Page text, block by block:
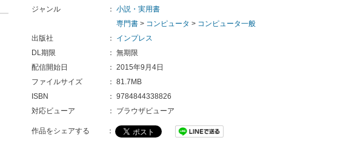
ジャンル ： 小説・実用書
専門書 > コンピュータ > コンピュータ一般
出版社
：
インプレス
DL期限
： 無期限
配信開始日
： 2015年9月4日
ファイルサイズ
： 81.7MB
ISBN
： 9784844338826
対応ビューア
： ブラウザビューア
作品をシェアする ：